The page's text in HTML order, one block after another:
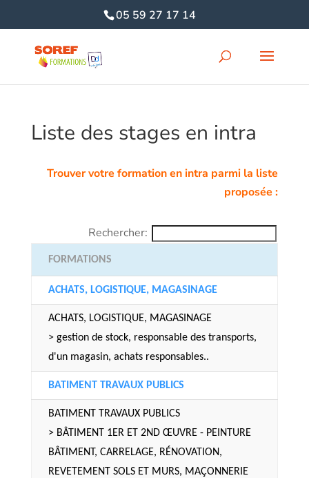
05 59 27 17 14
Liste des stages en intra
Trouver votre formation en intra parmi la liste
proposée :
Rechercher:
FORMATIONS
ACHATS, LOGISTIQUE, MAGASINAGE
ACHATS, LOGISTIQUE, MAGASINAGE
> gestion de stock, responsable des transports,
d'un magasin, achats responsables..
BATIMENT TRAVAUX PUBLICS
BATIMENT TRAVAUX PUBLICS
> BÂTIMENT 1ER ET 2ND ŒUVRE - PEINTURE
BÂTIMENT, CARRELAGE, RÉNOVATION,
REVETEMENT SOLS ET MURS, MAÇONNERIE